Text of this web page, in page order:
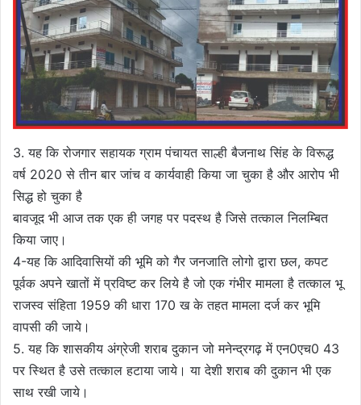
3. यह कि रोजगार सहायक ग्राम पंचायत साल्ही बैजनाथ सिंह के विरूद्ध
वर्ष 2020 से तीन बार जांच व कार्यवाही किया जा चुका है और आरोप भी
सिद्ध हो चुका है
बावजूद भी आज तक एक ही जगह पर पदस्थ है जिसे तत्काल निलम्बित
किया जाए।
4-यह कि आदिवासियों की भूमि को गैर जनजाति लोगो द्वारा छल, कपट
पूर्वक अपने खातों में प्रविष्ट कर लिये है जो एक गंभीर मामला है तत्काल भू
राजस्व संहिता 1959 की धारा 170 ख के तहत मामला दर्ज कर भूमि
वापसी की जाये।
5. यह कि शासकीय अंग्रेजी शराब दुकान जो मनेन्द्रगढ़ में एन0एच0 43
पर स्थित है उसे तत्काल हटाया जाये। या देशी शराब की दुकान भी एक
साथ रखी जाये।